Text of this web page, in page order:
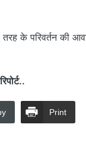
के परिवर्तन की
Print